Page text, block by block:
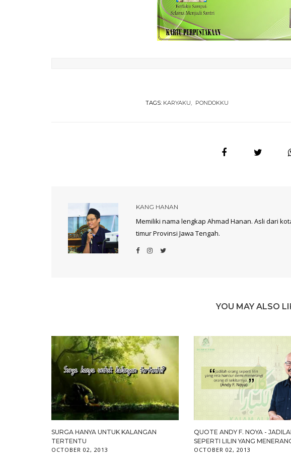
TAGS: KARYAKU PONDOKKU
KANG HANAN
Memiliki nama lengkap Ahmad Hanan. Asli dari
timur Provinsi Jawa Tengah.
YOU MAY ALSO
SURGA HANYA UNTUK KALANGAN
TERTENTU
OCTOBER 02, 2013
QUOTE ANDY F. NOYA -
SEPERTI LILIN YANG
OCTOBER 02, 2013